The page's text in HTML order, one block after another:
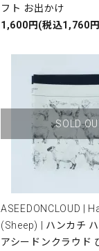
フト お出かけ
1,600円(税込1,760
SOLD
ASEEDONCLOUD |
(Sheep) | ハンカチ
アシードンクラウド